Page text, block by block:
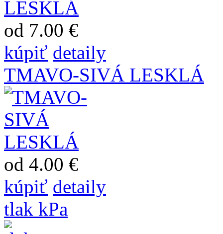
od 7.00 €
kúpiť detaily
TMAVO-SIVÁ LESKLÁ
od 4.00 €
kúpiť detaily
tlak kPa